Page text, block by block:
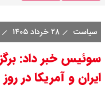
سیاست ۲۸ خرداد ۱۴۰۵
سوئیس خبر داد:
ایران و آمریکا در